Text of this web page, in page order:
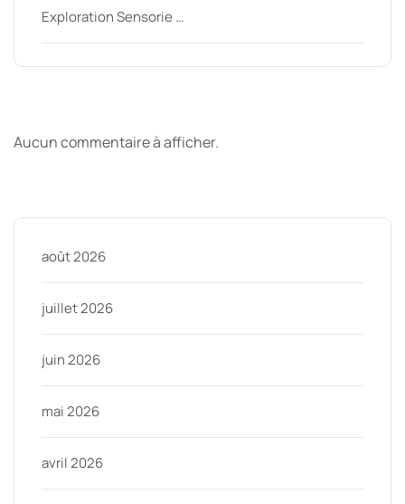
Exploration Sensorie …
Aucun commentaire à afficher.
août 2026
juillet 2026
juin 2026
mai 2026
avril 2026